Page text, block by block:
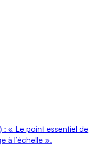
: « Le point essentiel de
à l’échelle ».